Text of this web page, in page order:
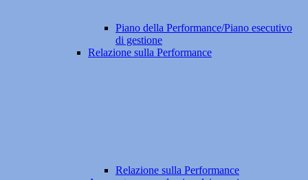
Piano della Performance/Piano esecutivo
di gestione
Relazione sulla Performance
Relazione sulla Performance